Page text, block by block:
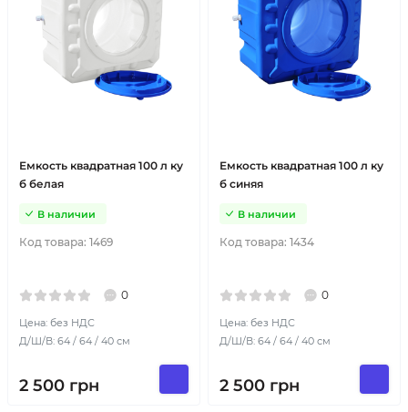
Емкость квадратная 100 л ку
б белая
Код товара: 1469
В наличии
0
Цена: без НДС
Д/Ш/В: 64 / 64 / 40 см
2 500 грн
Емкость квадратная 100 л ку
б синяя
Код товара: 1434
В наличии
0
Цена: без НДС
Д/Ш/В: 64 / 64 / 40 см
2 500 грн